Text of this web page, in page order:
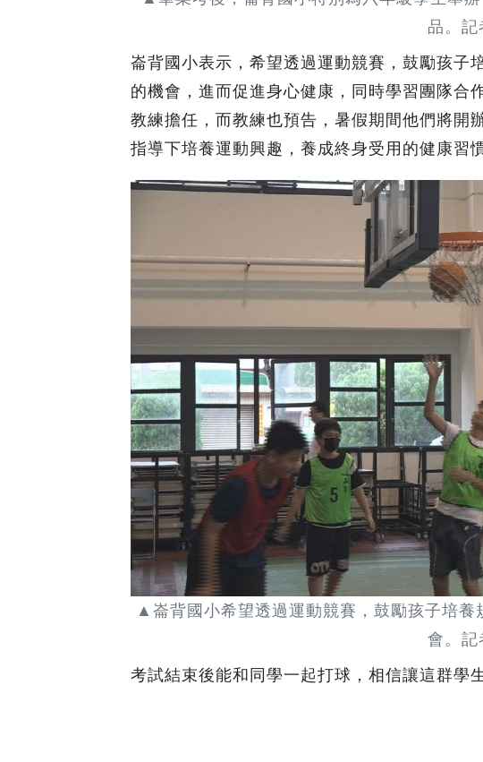
品。
崙背國小表示，希望透過運動競賽，鼓勵孩子
的機會，進而促進身心健康，同時學習團隊合
教練擔任，而教練也預告，暑假期間他們將開
指導下培養運動興趣，養成終身受用的健康習慣
▲崙背國小希望透過運動競賽，鼓勵孩子培
會。記
考試結束後能和同學一起打球，相信讓這群學